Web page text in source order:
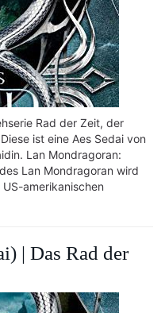
Rad der Zeit, der
ist eine Aes Sedai von
Lan Mondragoran:
Lan Mondragoran wird
amerikanischen
| Das Rad der